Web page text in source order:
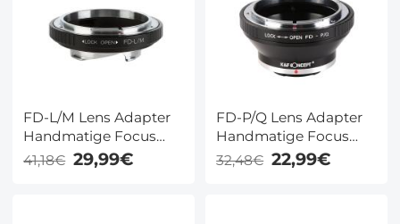
FD-L/M Lens Adapter
Handmatige Focus
Compatibele Canon
FD Lenzen voor Leica
41,18€ 29,99€
FD-P/Q Lens Adapter
Handmatige Focus
Compatibele Canon
FD Lenzen voor Pentax
32,48€ 22,99€